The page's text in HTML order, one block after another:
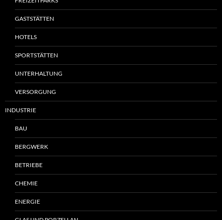
GASTSTÄTTEN
HOTELS
SPORTSTÄTTEN
UNTERHALTUNG
VERSORGUNG
INDUSTRIE
BAU
BERGWERK
BETRIEBE
CHEMIE
ENERGIE